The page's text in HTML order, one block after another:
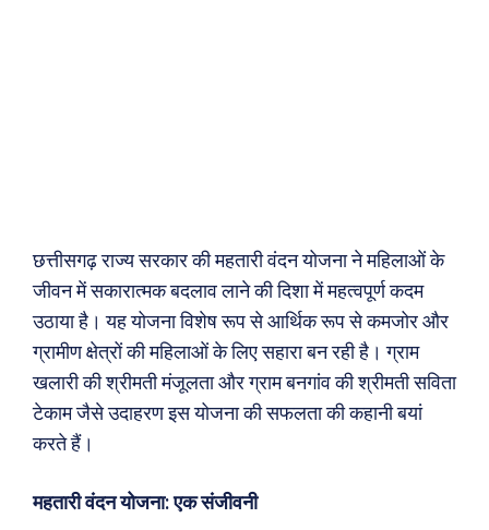
छत्तीसगढ़ राज्य सरकार की महतारी वंदन योजना ने महिलाओं के
जीवन में सकारात्मक बदलाव लाने की दिशा में महत्वपूर्ण कदम
उठाया है। यह योजना विशेष रूप से आर्थिक रूप से कमजोर और
ग्रामीण क्षेत्रों की महिलाओं के लिए सहारा बन रही है। ग्राम
खलारी की श्रीमती मंजूलता और ग्राम बनगांव की श्रीमती सविता
टेकाम जैसे उदाहरण इस योजना की सफलता की कहानी बयां
करते हैं।
महतारी वंदन योजना: एक संजीवनी